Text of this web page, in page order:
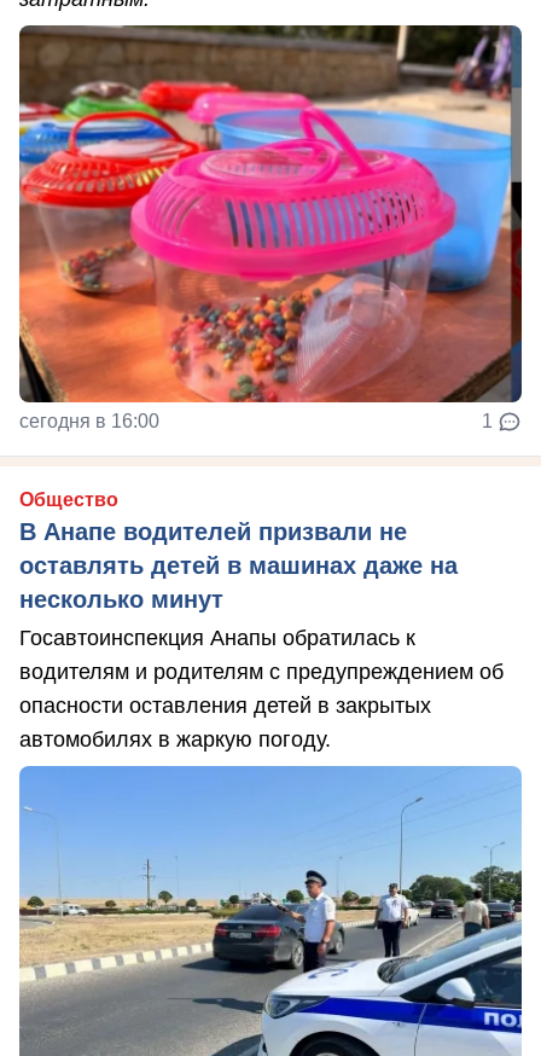
сегодня в 16:00 1
Общество
В Анапе водителей призвали не
оставлять детей в машинах даже на
несколько минут
Госавтоинспекция Анапы обратилась к
водителям и родителям с предупреждением об
опасности оставления детей в закрытых
автомобилях в жаркую погоду.